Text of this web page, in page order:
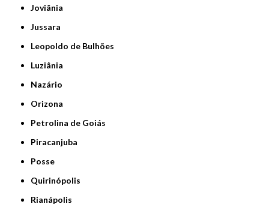
Joviânia
Jussara
Leopoldo de Bulhões
Luziânia
Nazário
Orizona
Petrolina de Goiás
Piracanjuba
Posse
Quirinópolis
Rianápolis